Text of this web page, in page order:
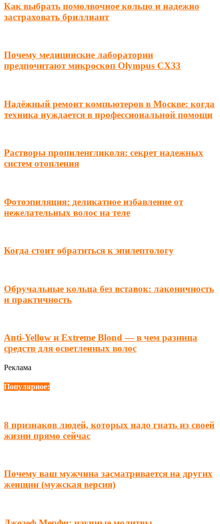
Как выбрать помолвочное кольцо и надежно
застраховать бриллиант
Почему медицинские лаборатории
предпочитают микроскоп Olympus CX33
Надёжный ремонт компьютеров в Москве: когда
техника нуждается в профессиональной помощи
Растворы пропиленгликоля: секрет надежных
систем отопления
Фотоэпиляция: деликатное избавление от
нежелательных волос на теле
Когда стоит обратиться к эпилептологу
Обручальные кольца без вставок: лаконичность
и практичность
Anti-Yellow и Extreme Blond — в чем разница
средств для осветленных волос
Реклама
Популярное:
8 признаков людей, которых надо гнать из своей
жизни прямо сейчас
Почему ваш мужчина засматривается на других
женщин (мужская версия)